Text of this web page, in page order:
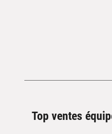
Top ventes